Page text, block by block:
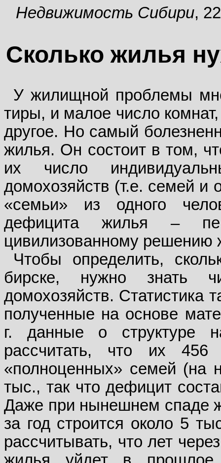
Недвижимость Сибири,
Сколько жилья
У жилищной проблемы
тиры, и малое число
другое. Но самый
жилья. Он состоит в том,
их число
домохозяйств (т.е. семей и
«семьи» из од­ного
дефицита жилья –
цивилизованному
Чтобы определить,
бирске, нужно знать
домохозяйств. Статистика
полученные на основе
г. данные о струк­туре
рассчитать, что их
«полноценных» семей (на
тыс., так что дефицит
Даже при нынешнем спаде
за год строится около 5
рассчитывать, что лет